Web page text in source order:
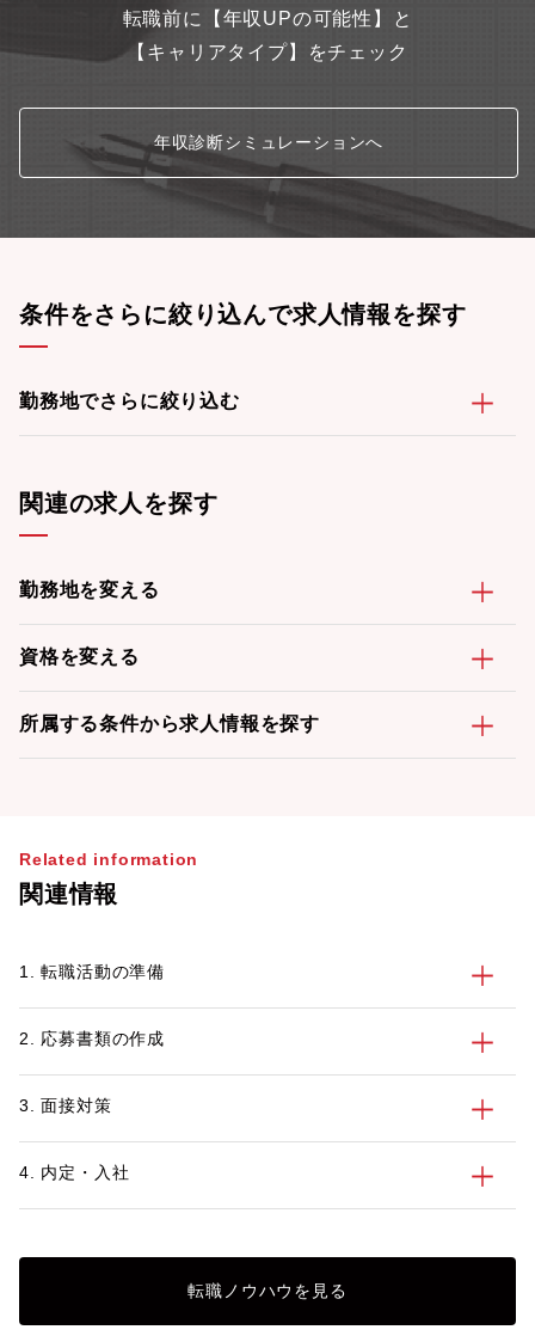
(2～3回/月)・リモートワーク：有（週3日程度利用可能）・新事
意思や主体性を尊重した柔軟な働き方を推進しています・オフィ
クを実施。場所にとらわれない働き方を実現するため、各種ITツ
転職前に【年収UPの可能性】と
【キャリアタイプ】をチェック
年収診断シミュレーションへ
条件をさらに絞り込んで求人情報を探す
勤務地でさらに絞り込む
関連の求人を探す
勤務地を変える
資格を変える
所属する条件から求人情報を探す
Related information
関連情報
1. 転職活動の準備
2. 応募書類の作成
3. 面接対策
4. 内定・入社
転職ノウハウを見る